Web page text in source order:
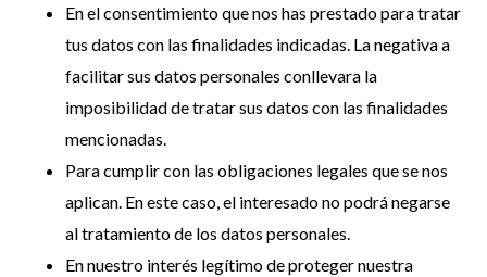
En el consentimiento que nos has prestado para tratar
tus datos con las finalidades indicadas. La negativa a
facilitar sus datos personales conllevara la
imposibilidad de tratar sus datos con las finalidades
mencionadas.
Para cumplir con las obligaciones legales que se nos
aplican. En este caso, el interesado no podrá negarse
al tratamiento de los datos personales.
En nuestro interés legítimo de proteger nuestra